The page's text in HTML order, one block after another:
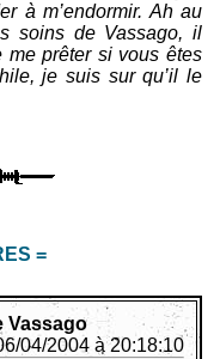
à m’endormir. Ah au
soins de Vassago, il
me prêter si vous êtes
je suis sur qu’il le
=
Vassago
04/2004 à 20:18:10